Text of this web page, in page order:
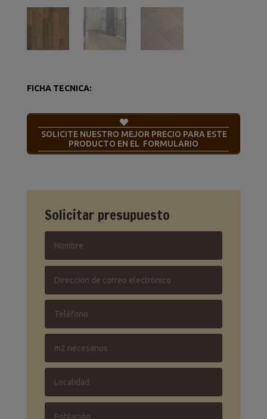
FICHA TECNICA:
SOLICITE NUESTRO MEJOR PRECIO PARA ESTE
PRODUCTO EN EL FORMULARIO
Solicitar presupuesto